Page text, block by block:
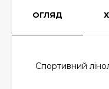
ОГЛЯД
Спортивний